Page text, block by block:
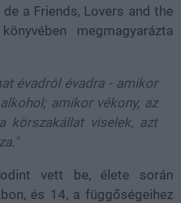
a Friends, Lovers and the
megmagyarázta
évadról évadra - amikor
amikor vékony, az
körszakállat viselek, azt
vett be, élete során
és 14, a függőségeihez